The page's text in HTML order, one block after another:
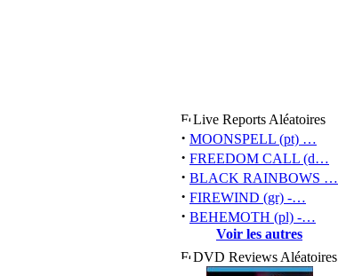
Live Reports Aléatoires
· MOONSPELL (pt) …
· FREEDOM CALL (d…
· BLACK RAINBOWS …
· FIREWIND (gr) -…
· BEHEMOTH (pl) -…
Voir les autres
DVD Reviews Aléatoires